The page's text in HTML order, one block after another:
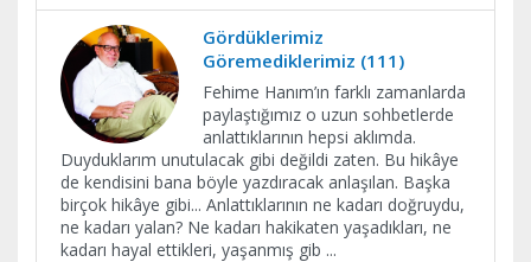
Gördüklerimiz
Göremediklerimiz (111)
Fehime Hanım’ın farklı zamanlarda
paylaştığımız o uzun sohbetlerde
anlattıklarının hepsi aklımda.
Duyduklarım unutulacak gibi değildi zaten. Bu hikâye
de kendisini bana böyle yazdıracak anlaşılan. Başka
birçok hikâye gibi... Anlattıklarının ne kadarı doğruydu,
ne kadarı yalan? Ne kadarı hakikaten yaşadıkları, ne
kadarı hayal ettikleri, yaşanmış gib ...